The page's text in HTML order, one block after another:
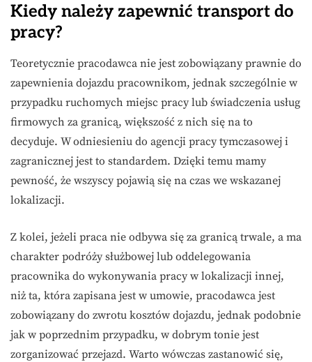
Kiedy należy zapewnić transport do
pracy?
Teoretycznie pracodawca nie jest zobowiązany prawnie do
zapewnienia dojazdu pracownikom, jednak szczególnie w
przypadku ruchomych miejsc pracy lub świadczenia usług
firmowych za granicą, większość z nich się na to
decyduje. W odniesieniu do agencji pracy tymczasowej i
zagranicznej jest to standardem. Dzięki temu mamy
pewność, że wszyscy pojawią się na czas we wskazanej
lokalizacji.
Z kolei, jeżeli praca nie odbywa się za granicą trwale, a ma
charakter podróży służbowej lub oddelegowania
pracownika do wykonywania pracy w lokalizacji innej,
niż ta, która zapisana jest w umowie, pracodawca jest
zobowiązany do zwrotu kosztów dojazdu, jednak podobnie
jak w poprzednim przypadku, w dobrym tonie jest
zorganizować przejazd. Warto wówczas zastanowić się,